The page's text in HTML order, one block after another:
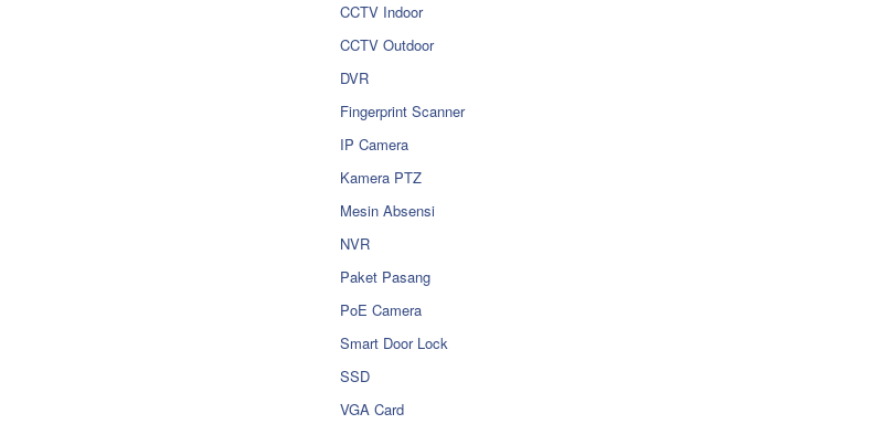
CCTV Indoor
CCTV Outdoor
DVR
Fingerprint Scanner
IP Camera
Kamera PTZ
Mesin Absensi
NVR
Paket Pasang
PoE Camera
Smart Door Lock
SSD
VGA Card